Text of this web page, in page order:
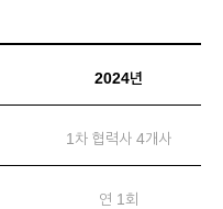
2024년
1차 협력사 4개사
연 1회